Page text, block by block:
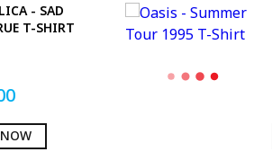
- SAD
T-SHIRT